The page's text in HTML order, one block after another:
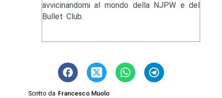
avvicinandomi al mondo della NJPW e del
Bullet Club.
Scritto da Francesco Muolo